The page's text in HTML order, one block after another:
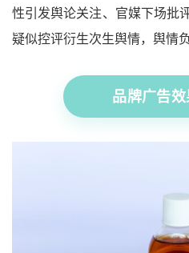
性引发舆论关注、官媒下场批
疑似控评衍生次生舆情，舆情
品牌广告效